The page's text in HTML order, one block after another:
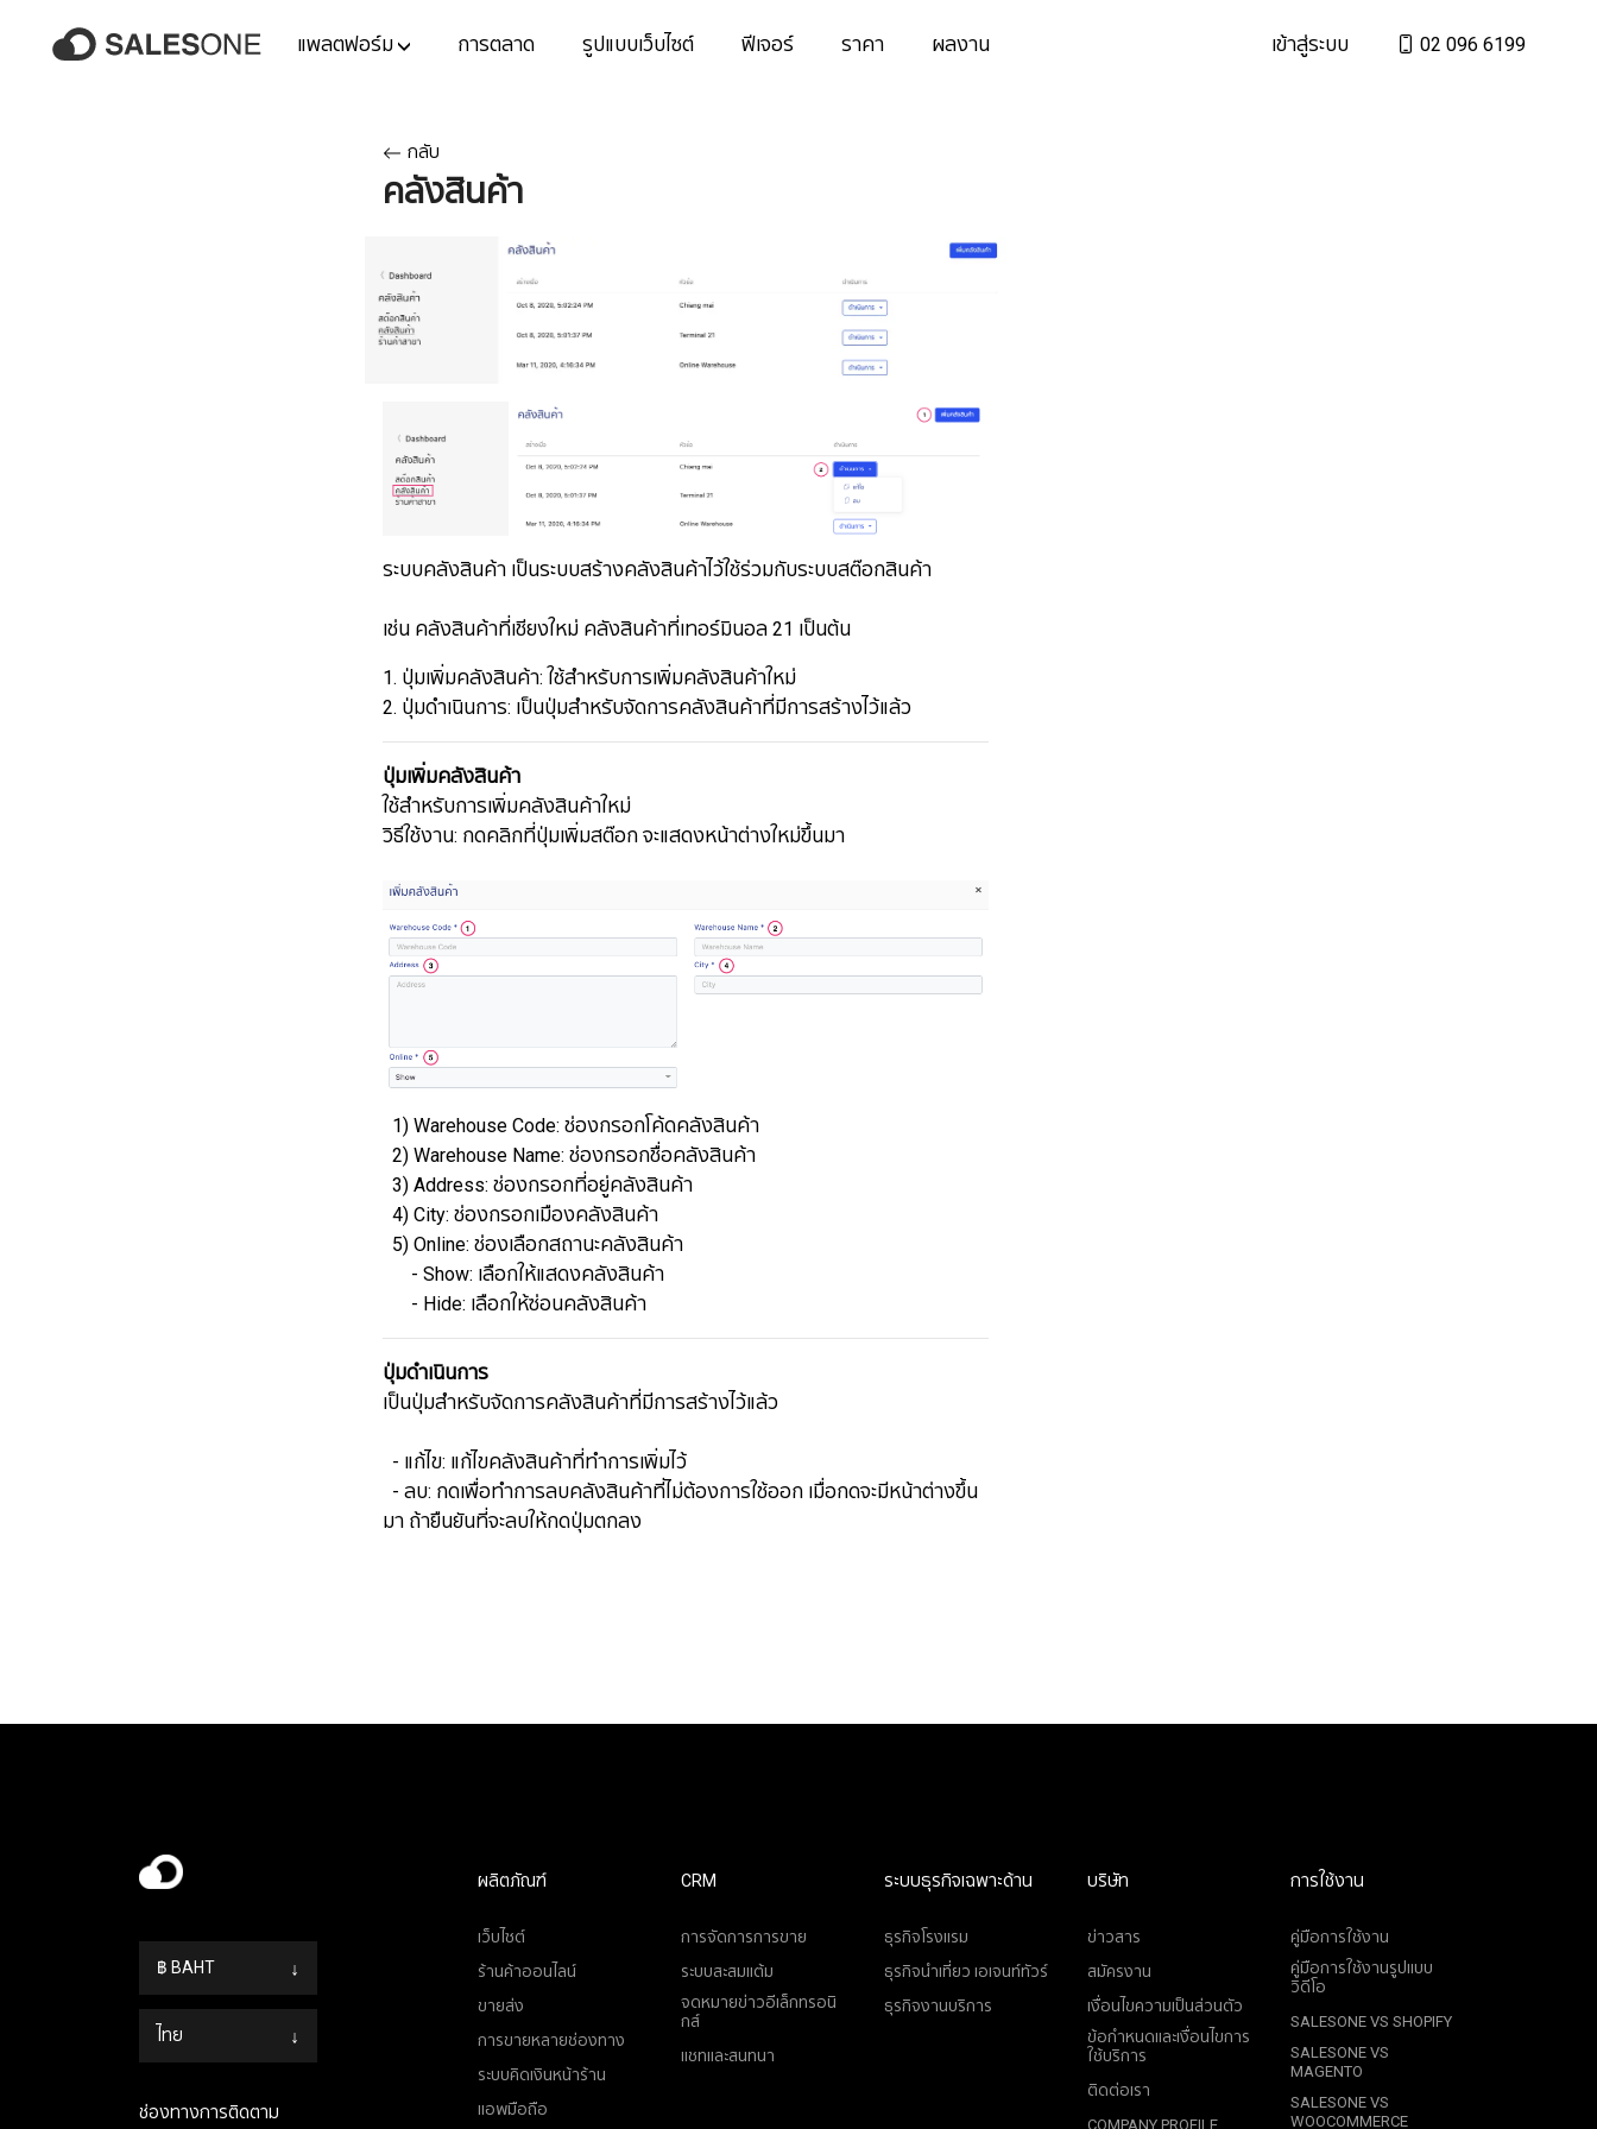
แพลตฟอร์ม การตลาด รูปแบบเว็บไซต์ ฟีเจอร์ ราคา ผลงาน เข้าสู่ระบบ 02 096 6199
กลับ
คลังสินค้า
ระบบคลังสินค้า เป็นระบบสร้างคลังสินค้าไว้ใช้ร่วมกับระบบสต๊อกสินค้า
​​​​​​​เช่น คลังสินค้าที่เชียงใหม่ คลังสินค้าที่เทอร์มินอล 21 เป็นต้น
1. ปุ่มเพิ่มคลังสินค้า: ใช้สำหรับการเพิ่มคลังสินค้าใหม่
2. ปุ่มดำเนินการ: เป็นปุ่มสำหรับจัดการคลังสินค้าที่มีการสร้างไว้แล้ว
ปุ่มเพิ่มคลังสินค้า
ใช้สำหรับการเพิ่มคลังสินค้าใหม่
วิธีใช้งาน: กดคลิกที่ปุ่มเพิ่มสต๊อก จะแสดงหน้าต่างใหม่ขึ้นมา
1) Warehouse Code: ช่องกรอกโค้ดคลังสินค้า
2) Warehouse Name: ช่องกรอกชื่อคลังสินค้า
3) Address: ช่องกรอกที่อยู่คลังสินค้า
4) City: ช่องกรอกเมืองคลังสินค้า
5) Online: ช่องเลือกสถานะคลังสินค้า
- Show: เลือกให้แสดงคลังสินค้า
​​​​​​​ - Hide: เลือกให้ซ่อนคลังสินค้า
ปุ่มดำเนินการ
เป็นปุ่มสำหรับจัดการคลังสินค้าที่มีการสร้างไว้แล้ว
​​​​​​​ ​​​​​​​- แก้ไข: แก้ไขคลังสินค้าที่ทำการเพิ่มไว้
- ลบ: ​​​​​​​กดเพื่อทำการลบคลังสินค้าที่ไม่ต้องการใช้ออก เมื่อกดจะมีหน้าต่างขึ้น
มา ถ้ายืนยันที่จะลบให้กดปุ่มตกลง
฿ BAHT ↓
ไทย ↓
ช่องทางการติดตาม
ผลิตภัณฑ์
เว็บไซต์
ร้านค้าออนไลน์
ขายส่ง
การขายหลายช่องทาง
ระบบคิดเงินหน้าร้าน
แอพมือถือ
CRM
การจัดการการขาย
ระบบสะสมแต้ม
จดหมายข่าวอีเล็กทรอนิ
กส์
แชทและสนทนา
ระบบธุรกิจเฉพาะด้าน
ธุรกิจโรงแรม
ธุรกิจนำเที่ยว เอเจนท์ทัวร์
ธุรกิจงานบริการ
บริษัท
ข่าวสาร
สมัครงาน
เงื่อนไขความเป็นส่วนตัว
ข้อกำหนดและเงื่อนไขการ
ใช้บริการ
ติดต่อเรา
COMPANY PROFILE
การใช้งาน
คู่มือการใช้งาน
คู่มือการใช้งานรูปแบบ
วิดีโอ
SALESONE VS SHOPIFY
SALESONE VS
MAGENTO
SALESONE VS
WOOCOMMERCE